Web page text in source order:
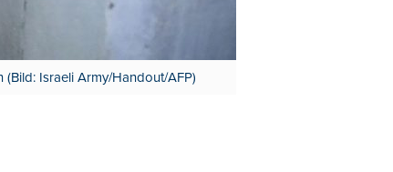
Israeli Army/Handout/AFP)